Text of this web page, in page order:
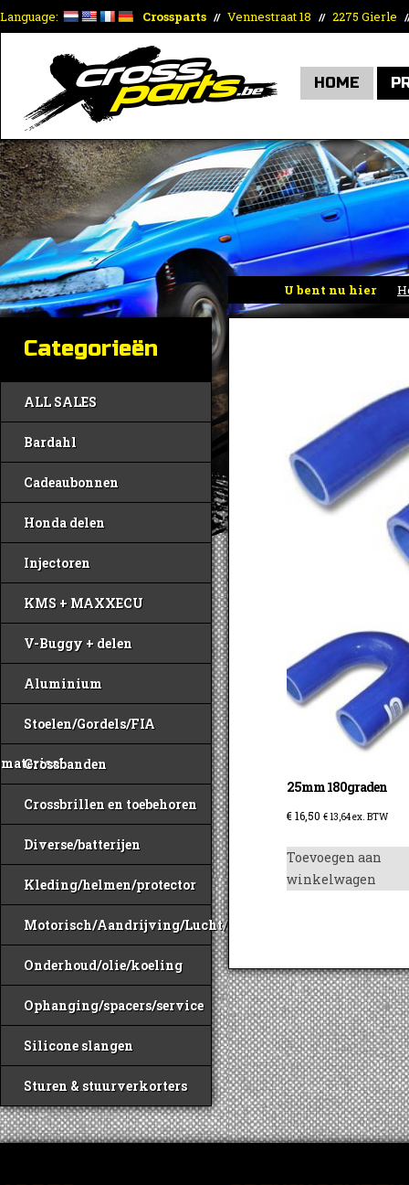
Language: Crossparts // Vennestraat 18 // 2275 Gierle
HOME
U bent nu hier
Categorieën
ALL SALES
Bardahl
Cadeaubonnen
Honda delen
Injectoren
KMS + MAXXECU
V-Buggy + delen
Aluminium
Stoelen/Gordels/FIA
materiaal
Crossbanden
Crossbrillen en toebehoren
Diverse/batterijen
Kleding/helmen/protector
Motorisch/Aandrijving/Lucht/Benzine
Onderhoud/olie/koeling
Ophanging/spacers/service
Silicone slangen
Sturen & stuurverkorters
25mm 180graden
€16,50 € 13,64ex. BTW
Toevoegen aan
winkelwagen